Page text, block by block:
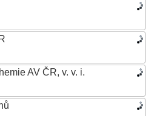
AV ČR, v. v. i.